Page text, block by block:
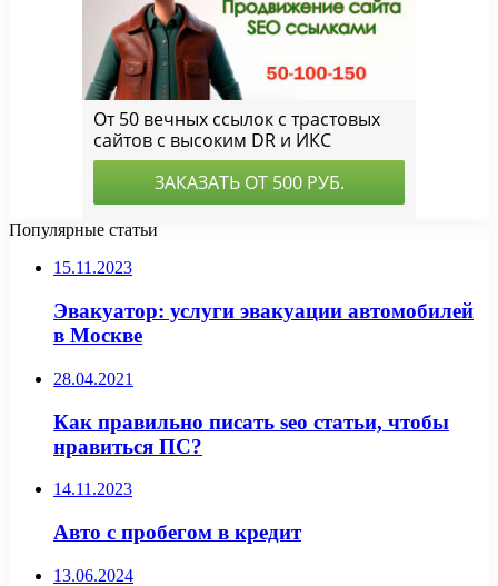
Популярные статьи
15.11.2023
Эвакуатор: услуги эвакуации автомобилей
в Москве
28.04.2021
Как правильно писать seo статьи, чтобы
нравиться ПС?
14.11.2023
Авто с пробегом в кредит
13.06.2024